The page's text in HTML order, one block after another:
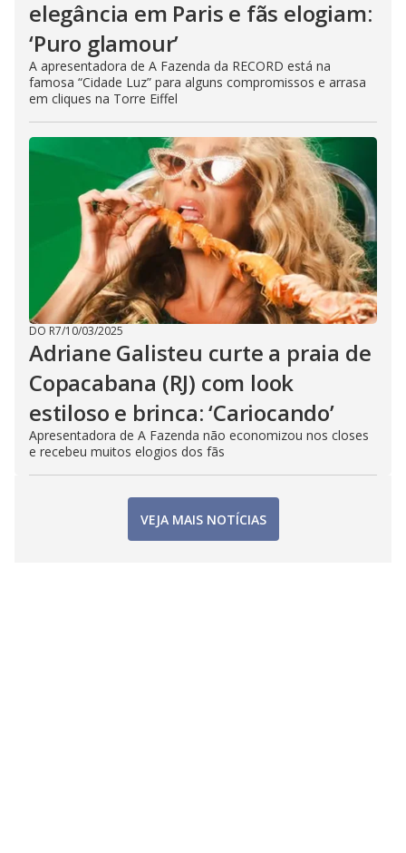
elegância em Paris e fãs elogiam:
‘Puro glamour’
A apresentadora de A Fazenda da RECORD está na
famosa “Cidade Luz” para alguns compromissos e arrasa
em cliques na Torre Eiffel
DO R7/10/03/2025
Adriane Galisteu curte a praia de
Copacabana (RJ) com look
estiloso e brinca: ‘Cariocando’
Apresentadora de A Fazenda não economizou nos closes
e recebeu muitos elogios dos fãs
VEJA MAIS NOTÍCIAS